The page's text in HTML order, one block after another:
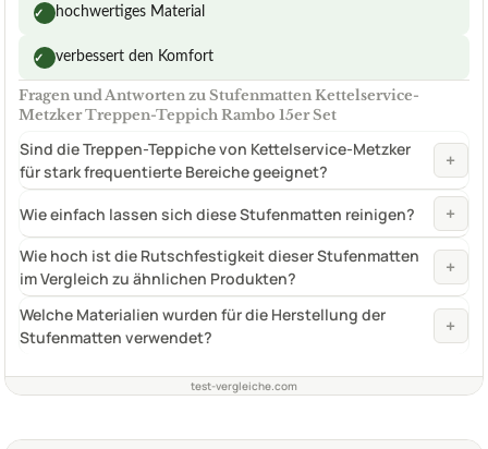
✓ hochwertiges Material
✓ verbessert den Komfort
Fragen und Antworten zu Stufenmatten Kettelservice-
Metzker Treppen-Teppich Rambo 15er Set
Sind die Treppen-Teppiche von Kettelservice-Metzker
für stark frequentierte Bereiche geeignet?
+
Wie einfach lassen sich diese Stufenmatten reinigen? +
Wie hoch ist die Rutschfestigkeit dieser Stufenmatten
im Vergleich zu ähnlichen Produkten?
+
Welche Materialien wurden für die Herstellung der
Stufenmatten verwendet?
+
test-vergleiche.com